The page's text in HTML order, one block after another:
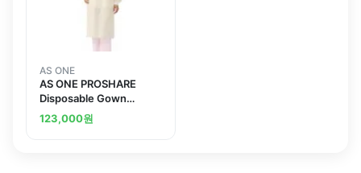
AS ONE
AS ONE PROSHARE
Disposable Gown
(Magic Tape) Yellow 1
Piece/Bag x 50 Bagsand
123,000원